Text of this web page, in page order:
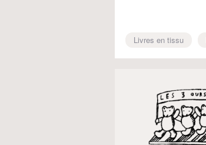
Livres en tissu